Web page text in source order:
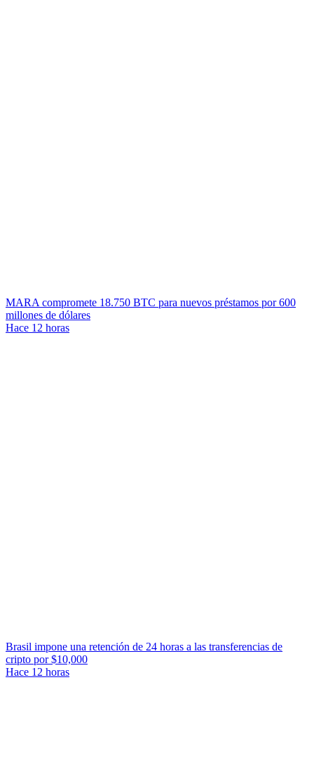
MARA compromete 18.750 BTC para nuevos préstamos por 600
millones de dólares
Hace 12 horas
Brasil impone una retención de 24 horas a las transferencias de
cripto por $10,000
Hace 12 horas